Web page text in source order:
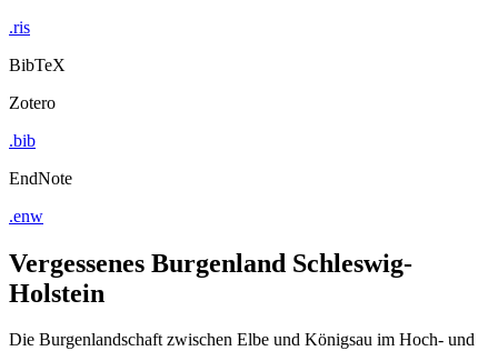
.ris
BibTeX
Zotero
.bib
EndNote
.enw
Vergessenes Burgenland Schleswig-
Holstein
Die Burgenlandschaft zwischen Elbe und Königsau im Hoch- und